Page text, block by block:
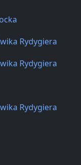
Rydygiera
Rydygiera
Rydygiera